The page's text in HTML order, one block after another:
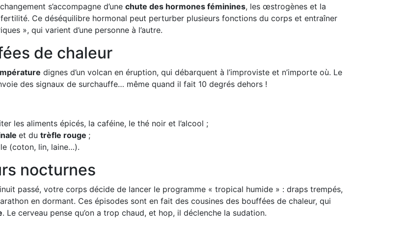
s’accompagne d’une chute des hormones féminines, les œstrogènes et la
Ce déséquilibre hormonal peut perturber plusieurs fonctions du corps et entraîner
», qui varient d’une personne à l’autre.
de chaleur
dignes d’un volcan en éruption, qui débarquent à l’improviste et n’importe où. Le
des signaux de surchauffe… même quand il fait 10 degrés dehors !
les aliments épicés, la caféine, le thé noir et l’alcool ;
et du trèfle rouge ;
(coton, lin, laine…).
nocturnes
passé, votre corps décide de lancer le programme « tropical humide » : draps trempés,
en dormant. Ces épisodes sont en fait des cousines des bouffées de chaleur, qui
. Le cerveau pense qu’on a trop chaud, et hop, il déclenche la sudation.